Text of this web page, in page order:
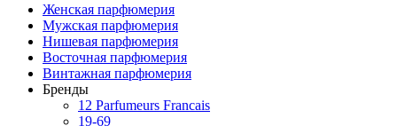
Женская парфюмерия
Мужская парфюмерия
Нишевая парфюмерия
Восточная парфюмерия
Винтажная парфюмерия
Бренды
12 Parfumeurs Francais
19-69